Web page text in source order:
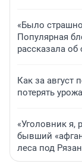
«Было
Популярная
рассказала об
Как за август
потерять
«Уголовник я,
бывший
леса под